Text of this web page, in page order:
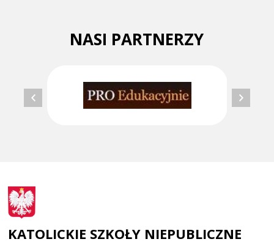
NASI PARTNERZY
KATOLICKIE SZKOŁY NIEPUBLICZNE